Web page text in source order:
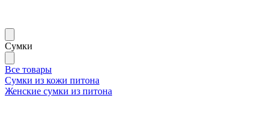
Сумки
Все товары
Сумки из кожи питона
Женские сумки из питона